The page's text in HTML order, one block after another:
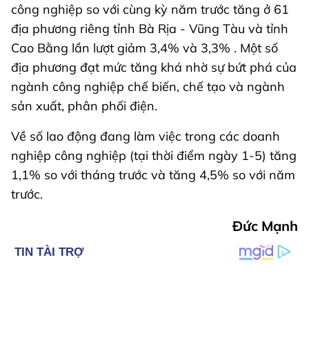
công nghiệp so với cùng kỳ năm trước tăng ở 61
địa phương riêng tỉnh Bà Rịa - Vũng Tàu và tỉnh
Cao Bằng lần lượt giảm 3,4% và 3,3% . Một số
địa phương đạt mức tăng khá nhờ sự bứt phá của
ngành công nghiệp chế biến, chế tạo và ngành
sản xuất, phân phối điện.
Về số lao động đang làm việc trong các doanh
nghiệp công nghiệp (tại thời điểm ngày 1-5) tăng
1,1% so với tháng trước và tăng 4,5% so với năm
trước.
Đức Mạnh